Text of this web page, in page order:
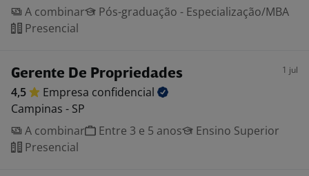
A combinar
Pós-graduação - Especialização/MBA
Presencial
Gerente De Propriedades 1 jul
4,5 Empresa confidencial
Campinas - SP
A combinar
Entre 3 e 5 anos
Ensino Superior
Presencial